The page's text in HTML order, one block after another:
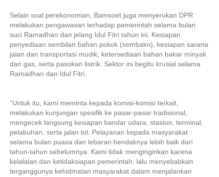
Selain soal perekonomian, Bamsoet juga menyerukan DPR
melakukan pengawasan terhadap pemerintah selama bulan
suci Ramadhan dan jelang Idul Fitri tahun ini. Kesiapan
penyediaan sembilan bahan pokok (sembako), kesiapan sarana
jalan dan transportasi mudik, ketersediaan bahan bakar minyak
dan gas, serta pasokan listrik. Sektor ini begitu krusial selama
Ramadhan dan Idul Fitri.
“Untuk itu, kami meminta kepada komisi-komisi terkait,
melakukan kunjungan spesifik ke pasar-pasar tradisional,
mengecek langsung kesiapan bandar udara, stasiun, terminal,
pelabuhan, serta jalan tol. Pelayanan kepada masyarakat
selama bulan puasa dan lebaran hendaknya lebih baik dari
tahun-tahun sebelumnya. Kami tidak menginginkan karena
kelalaian dan ketidaksiapan pemerintah, lalu menyebabkan
terganggunya kehidmatan masyarakat dalam menjalankan